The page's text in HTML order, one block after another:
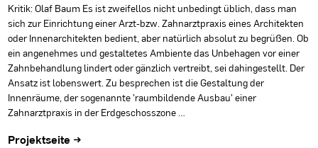
Kritik: Olaf Baum Es ist zweifellos nicht unbedingt üblich, dass man
sich zur Einrichtung einer Arzt-bzw. Zahnarztpraxis eines Architekten
oder Innenarchitekten bedient, aber natürlich absolut zu begrüßen. Ob
ein angenehmes und gestaltetes Ambiente das Unbehagen vor einer
Zahnbehandlung lindert oder gänzlich vertreibt, sei dahingestellt. Der
Ansatz ist lobenswert. Zu besprechen ist die Gestaltung der
Innenräume, der sogenannte 'raumbildende Ausbau' einer
Zahnarztpraxis in der Erdgeschosszone …
Projektseite →